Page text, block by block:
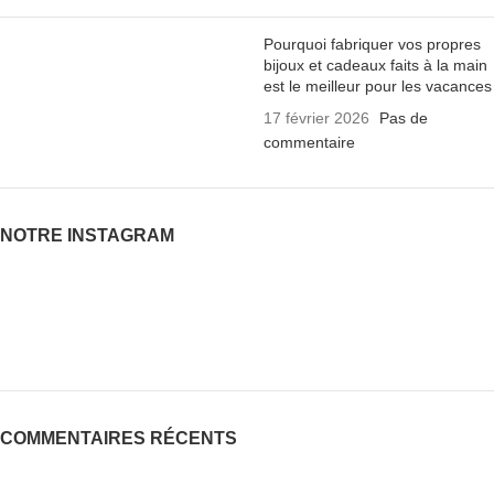
Pourquoi fabriquer vos propres
bijoux et cadeaux faits à la main
est le meilleur pour les vacances
17 février 2026
Pas de
commentaire
NOTRE INSTAGRAM
COMMENTAIRES RÉCENTS